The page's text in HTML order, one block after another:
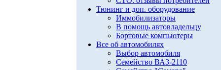
Тюнинг и доп. оборудование
Иммобилизаторы
В помощь автовладельцу
Бортовые компьютеры
Все об автомобилях
Выбор автомобиля
Семейство ВАЗ-2110